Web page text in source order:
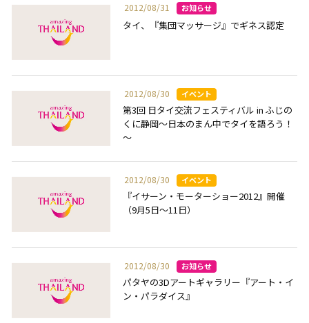
2012/08/31
タイ、『集団マッサージ』でギネス認定
2012/08/30
第3回 日タイ交流フェスティバル in ふじの
くに静岡～日本のまん中でタイを語ろう！
～
2012/08/30
『イサーン・モーターショー2012』開催
（9月5日～11日）
2012/08/30
パタヤの3Dアートギャラリー『アート・イ
ン・パラダイス』